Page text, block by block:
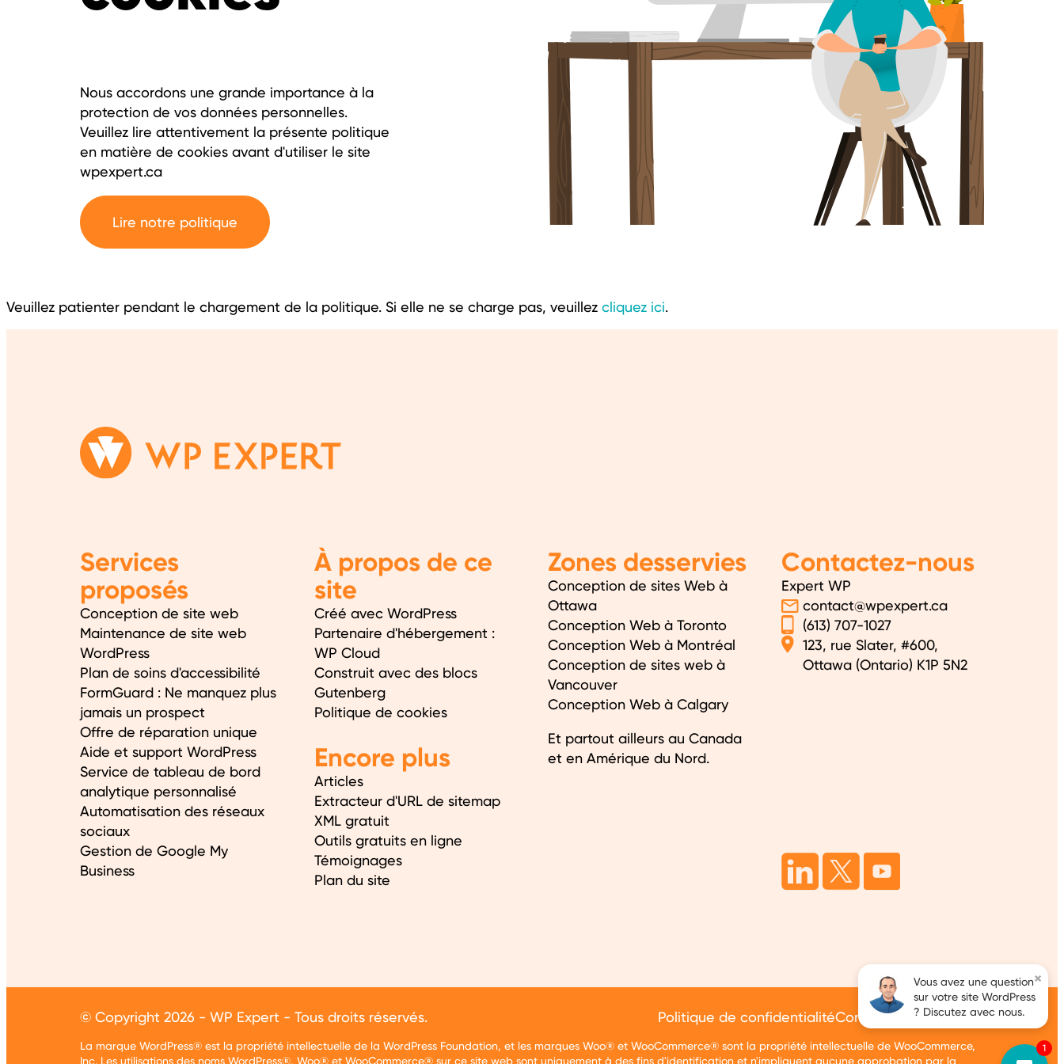
Nous accordons une grande importance à la
protection de vos données personnelles.
Veuillez lire attentivement la présente politique
en matière de cookies avant d'utiliser le site
wpexpert.ca
Lire notre politique
Veuillez patienter pendant le chargement de la politique. Si elle ne se charge pas, veuillez cliquez ici.
Services
proposés
Conception de site web
Maintenance de site web
WordPress
Plan de soins d'accessibilité
FormGuard : Ne manquez plus
jamais un prospect
Offre de réparation unique
Aide et support WordPress
Service de tableau de bord
analytique personnalisé
Automatisation des réseaux
sociaux
Gestion de Google My
Business
À propos de ce
site
Créé avec WordPress
Partenaire d'hébergement :
WP Cloud
Construit avec des blocs
Gutenberg
Politique de cookies
Encore plus
Articles
Extracteur d'URL de sitemap
XML gratuit
Outils gratuits en ligne
Témoignages
Plan du site
Zones desservies
Conception de sites Web à
Ottawa
Conception Web à Toronto
Conception Web à Montréal
Conception de sites web à
Vancouver
Conception Web à Calgary
Et partout ailleurs au Canada
et en Amérique du Nord.
Contactez-nous
Expert WP
contact@wpexpert.ca
(613) 707-1027
123, rue Slater, #600,
Ottawa (Ontario) K1P 5N2
© Copyright 2026 - WP Expert - Tous droits réservés. Politique de confidentialitéConditions d'utilisation
La marque WordPress® est la propriété intellectuelle de la WordPress Foundation, et les marques Woo® et WooCommerce® sont la propriété intellectuelle de WooCommerce,
Inc. Les utilisations des noms WordPress®, Woo® et WooCommerce® sur ce site web sont uniquement à des fins d'identification et n'impliquent aucune approbation par la
1
×
Vous avez une question
sur votre site WordPress
? Discutez avec nous.